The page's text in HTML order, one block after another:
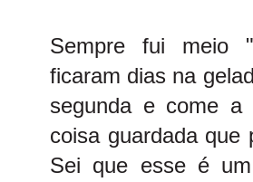
Sempre fui meio
ficaram dias na
segunda e come a
coisa guardada que
Sei que esse é